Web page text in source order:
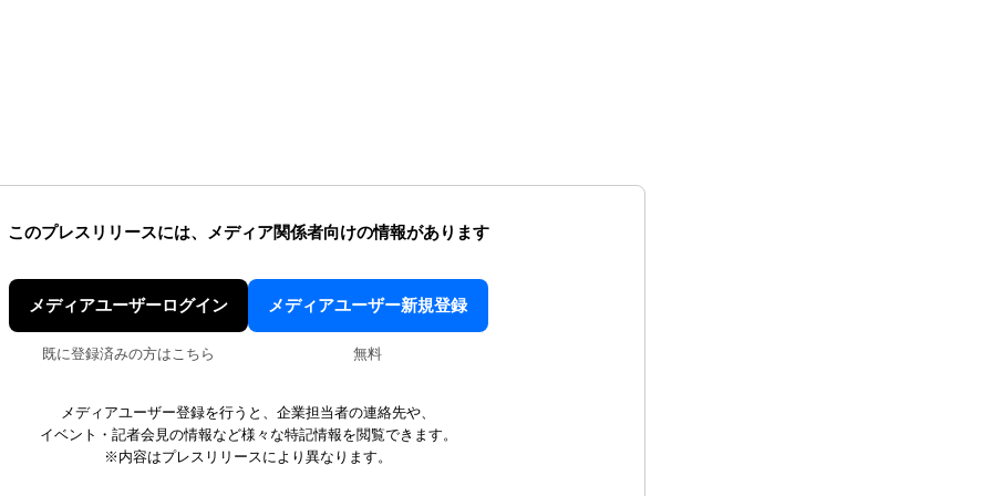
このプレスリリースには、 メディア関係者向けの情報があります
メディアユーザーログイン
既に登録済みの方はこちら
メディアユーザー新規登録
無料
メディアユーザー登録を行うと、企業担当者の連絡先や、
イベント・記者会見の情報など様々な特記情報を閲覧できます。
※内容はプレスリリースにより異なります。